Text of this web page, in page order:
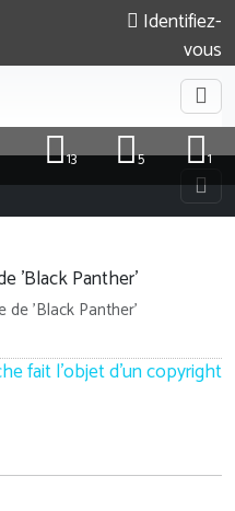
Identifiez-
vous
1
5
13
de 'Black Panther'
fait l'objet d'un copyright